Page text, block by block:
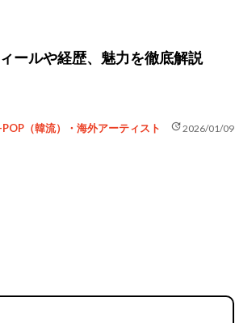
ールや経歴、魅力を徹底解説
POP（韓流）・海外アーティスト update2026/01/09